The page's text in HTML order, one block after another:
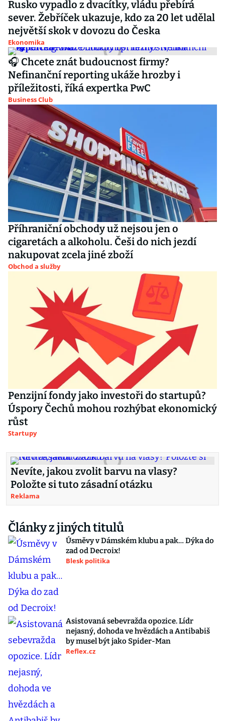
Rusko vypadlo z dvacítky, vládu přebírá
sever. Žebříček ukazuje, kdo za 20 let udělal
největší skok v dovozu do Česka
Ekonomika
🎧 Chcete znát budoucnost firmy?
Nefinanční reporting ukáže hrozby i
příležitosti, říká expertka PwC
Business Club
Příhraniční obchody už nejsou jen o
cigaretách a alkoholu. Češi do nich jezdí
nakupovat zcela jiné zboží
Obchod a služby
Penzijní fondy jako investoři do startupů?
Úspory Čechů mohou rozhýbat ekonomický
růst
Startupy
Nevíte, jakou zvolit barvu na vlasy?
Položte si tuto zásadní otázku
Reklama
Články z jiných titulů
Úsměvy v Dámském klubu a pak… Dýka do
zad od Decroix!
Blesk politika
Asistovaná sebevražda opozice. Lídr
nejasný, dohoda ve hvězdách a Antibabiš
by musel být jako Spider-Man
Reflex.cz